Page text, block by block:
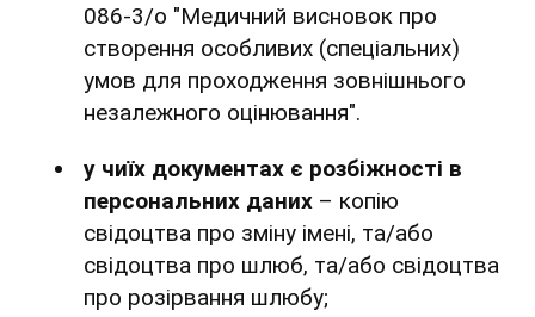
086-3/о "Медичний висновок про
створення особливих (спеціальних)
умов для проходження зовнішнього
незалежного оцінювання".
у чиїх документах є розбіжності в
персональних даних – копію
свідоцтва про зміну імені, та/або
свідоцтва про шлюб, та/або свідоцтва
про розірвання шлюбу;